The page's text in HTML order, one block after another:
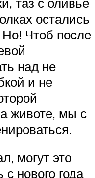
остались
Чтоб после
над не
и не
животе, мы с
могут это
нового года